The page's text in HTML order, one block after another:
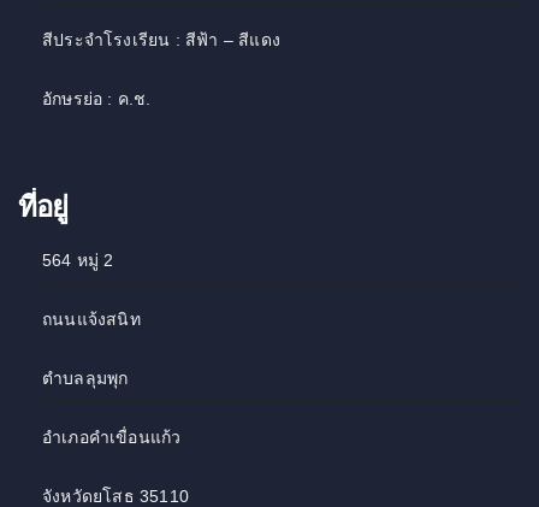
สีประจำโรงเรียน : สีฟ้า – สีแดง
อักษรย่อ : ค.ช.
ที่อยู่
564 หมู่ 2
ถนนแจ้งสนิท
ตำบลลุมพุก
อำเภอคำเขื่อนแก้ว
จังหวัดยโสธ 35110